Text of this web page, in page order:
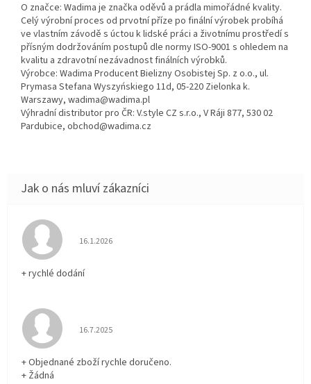
O značce: Wadima je značka oděvů a prádla mimořádné kvality.
Celý výrobní proces od prvotní příze po finální výrobek probíhá
ve vlastním závodě s úctou k lidské práci a životnímu prostředí s
přísným dodržováním postupů dle normy ISO-9001 s ohledem na
kvalitu a zdravotní nezávadnost finálních výrobků.
Výrobce: Wadima Producent Bielizny Osobistej Sp. z o.o., ul.
Prymasa Stefana Wyszyńskiego 11d, 05-220 Zielonka k.
Warszawy, wadima@wadima.pl
Výhradní distributor pro ČR: V.style CZ s.r.o., V Ráji 877, 530 02
Pardubice, obchod@wadima.cz
Hodnocení obchodu je 5 z 5 hvězdiček.
16.1.2026
+ rychlé dodání
Hodnocení obchodu je 5 z 5 hvězdiček.
16.7.2025
+ Objednané zboží rychle doručeno.
+ Žádná